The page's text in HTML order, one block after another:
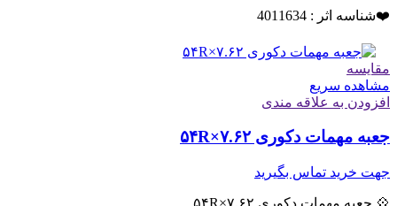
❤️شناسه اثر : 4011634
مقایسه
مشاهده سریع
افزودن به علاقه مندی
جعبه مهمات دکوری ۷.۶۲×۵۴R
جهت خرید تماس بگیرید
💠 جعبه مهمات دکوری ۷.۶۲×۵۴R